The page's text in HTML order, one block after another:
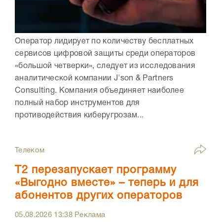
Оператор лидирует по количеству бесплатных
сервисов цифровой защиты среди операторов
«большой четверки», следует из исследования
аналитической компании J'son & Partners
Consulting. Компания объединяет наиболее
полный набор инструментов для
противодействия киберугрозам...
Телеком
Т2 перезапускает программу
«Выгодно вместе» – теперь и для
абонентов других операторов
05.08.2026 13:38Реклама